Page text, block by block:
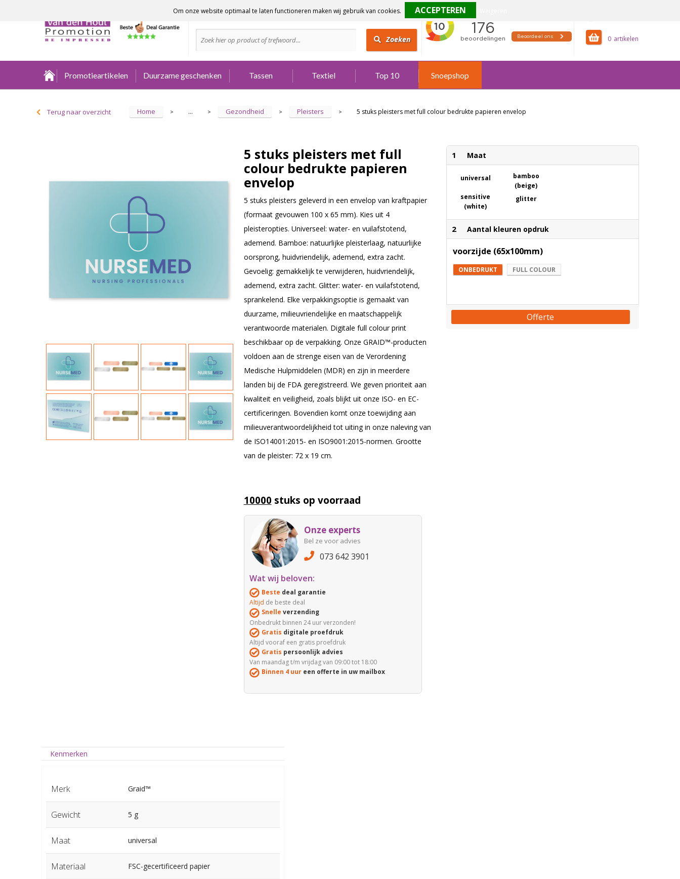
0
Advies nodig?
Zoeken
Promotieartikelen Duurzame geschenken Tassen Textiel Top 10 Snoepshop
Terug naar overzicht Home > ... > Gezondheid > Pleisters > 5 stuks pleisters met full colour bedrukte papieren envelop
5 stuks pleisters met full
colour bedrukte papieren
envelop
5 stuks pleisters geleverd in een envelop van kraftpapier
(formaat gevouwen 100 x 65 mm). Kies uit 4
pleisteropties. Universeel: water- en vuilafstotend,
ademend. Bamboe: natuurlijke pleisterlaag, natuurlijke
oorsprong, huidvriendelijk, ademend, extra zacht.
Gevoelig: gemakkelijk te verwijderen, huidvriendelijk,
ademend, extra zacht. Glitter: water- en vuilafstotend,
sprankelend. Elke verpakkingsoptie is gemaakt van
duurzame, milieuvriendelijke en maatschappelijk
verantwoorde materialen. Digitale full colour print
beschikbaar op de verpakking. Onze GRAID™-producten
voldoen aan de strenge eisen van de Verordening
Medische Hulpmiddelen (MDR) en zijn in meerdere
landen bij de FDA geregistreerd. We geven prioriteit aan
kwaliteit en veiligheid, zoals blijkt uit onze ISO- en EC-
certificeringen. Bovendien komt onze toewijding aan
milieuverantwoordelijkheid tot uiting in onze naleving van
de ISO14001:2015- en ISO9001:2015-normen. Grootte
van de pleister: 72 x 19 cm.
10000 stuks op voorraad
Onze experts
Bel ze voor advies
073 642 3901
Wat wij beloven:
Beste deal garantie
Altijd de beste deal
Snelle verzending
Onbedrukt binnen 24 uur verzonden!
Gratis digitale proefdruk
Altijd vooraf een gratis proefdruk
Gratis persoonlijk advies
Van maandag t/m vrijdag van 09:00 tot 18:00
Binnen 4 uureen offerte in uw mailbox
1 Maat
universal
bamboo
(beige)
sensitive
(white)
glitter
2 Aantal kleuren opdruk
voorzijde (65x100mm)
ONBEDRUKT FULL COLOUR
Offerte
Kenmerken
Merk Graid™
Gewicht 5 g
Maat universal
Materiaal FSC-gecertificeerd papier
Om onze website optimaal te laten functioneren maken wij gebruik van cookies.